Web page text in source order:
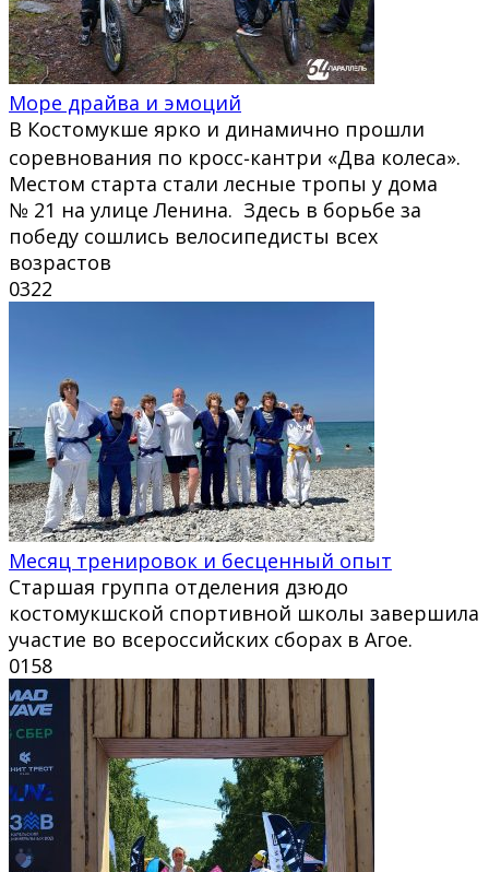
Море драйва и эмоций
В Костомукше ярко и динамично прошли
соревнования по кросс‑кантри «Два колеса».
Местом старта стали лесные тропы у дома
№ 21 на улице Ленина. Здесь в борьбе за
победу сошлись велосипедисты всех
возрастов
0322
Месяц тренировок и бесценный опыт
Старшая группа отделения дзюдо
костомукшской спортивной школы завершила
участие во всероссийских сборах в Агое.
0158